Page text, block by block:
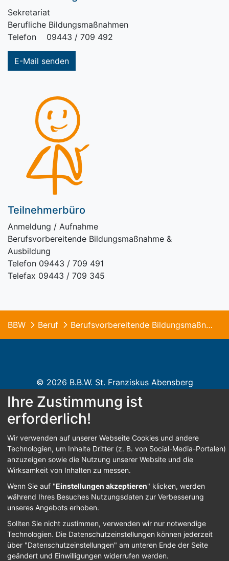
Sekretariat
Berufliche Bildungsmaßnahmen
Telefon 09443 / 709 492
E-Mail senden
Teilnehmerbüro
Anmeldung / Aufnahme
Berufsvorbereitende Bildungsmaßnahme &
Ausbildung
Telefon 09443 / 709 491
Telefax 09443 / 709 345
BBW Beruf Berufsvorbereitende Bildungsmaßnahme
© 2026 B.B.W. St. Franziskus Abensberg
Home Kontakt Impressum
Datenschutz
Barrierefreiheit
Sign In
Ihre Zustimmung ist
erforderlich!
Wir verwenden auf unserer Webseite Cookies und andere
Technologien, um Inhalte Dritter (z. B. von Social-Media-Portalen)
anzuzeigen sowie die Nutzung unserer Website und die
Wirksamkeit von Inhalten zu messen.
Wenn Sie auf "Einstellungen akzeptieren" klicken, werden
während Ihres Besuches Nutzungsdaten zur Verbesserung
unseres Angebots erhoben.
Sollten Sie nicht zustimmen, verwenden wir nur notwendige
Technologien. Die Datenschutzeinstellungen können jederzeit
über "Datenschutzeinstellungen" am unteren Ende der Seite
geändert und Einwilligungen widerrufen werden.